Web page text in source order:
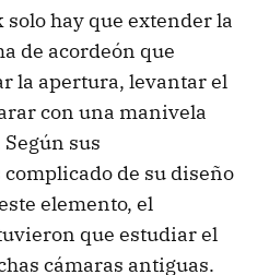
hay que extender la
de acordeón que
la apertura, levantar el
con una manivela
sus
de su diseño
elemento, el
que estudiar el
cámaras antiguas.